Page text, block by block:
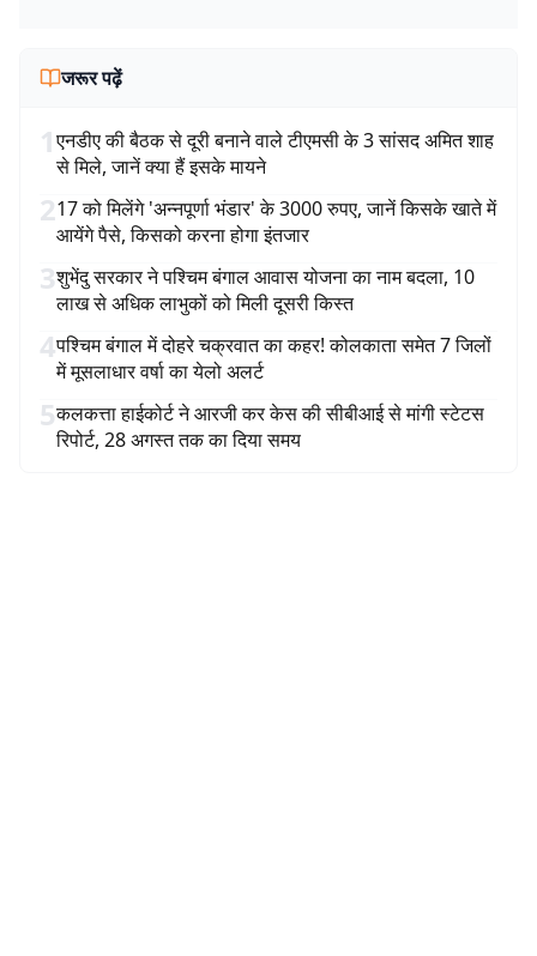
जरूर पढ़ें
1एनडीए की बैठक से दूरी बनाने वाले टीएमसी के 3 सांसद अमित शाह
से मिले, जानें क्या हैं इसके मायने
217 को मिलेंगे 'अन्नपूर्णा भंडार' के 3000 रुपए, जानें किसके खाते में
आयेंगे पैसे, किसको करना होगा इंतजार
3शुभेंदु सरकार ने पश्चिम बंगाल आवास योजना का नाम बदला, 10
लाख से अधिक लाभुकों को मिली दूसरी किस्त
4पश्चिम बंगाल में दोहरे चक्रवात का कहर! कोलकाता समेत 7 जिलों
में मूसलाधार वर्षा का येलो अलर्ट
5कलकत्ता हाईकोर्ट ने आरजी कर केस की सीबीआई से मांगी स्टेटस
रिपोर्ट, 28 अगस्त तक का दिया समय